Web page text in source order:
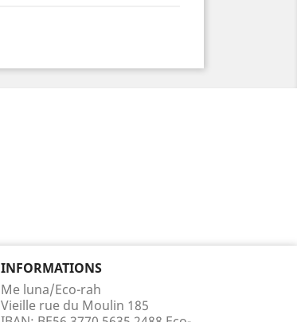
INFORMATIONS
Me luna/Eco-rah
Vieille rue du Moulin 185